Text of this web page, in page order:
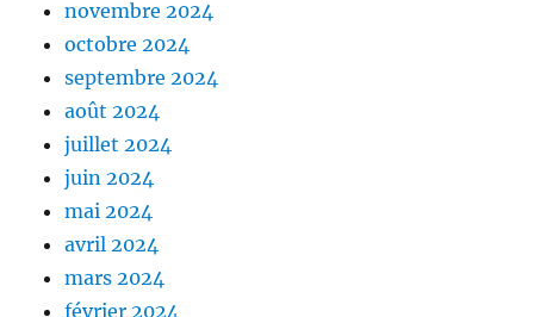
novembre 2024
octobre 2024
septembre 2024
août 2024
juillet 2024
juin 2024
mai 2024
avril 2024
mars 2024
février 2024